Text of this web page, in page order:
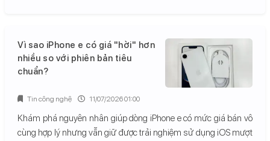
Vì sao iPhone e có giá "hời" hơn
nhiều so với phiên bản tiêu
chuẩn?
Khám phá nguyên nhân giúp dòng iPhone e có mức giá bán vô
cùng hợp lý nhưng vẫn giữ được trải nghiệm sử dụng iOS mượt
Tin công nghệ 11/07/2026 01:00